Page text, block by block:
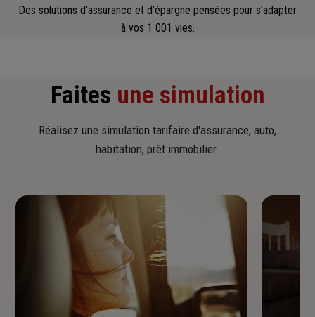
Des solutions d’assurance et d’épargne pensées pour s’adapter
à vos 1 001 vies.
Faites une simulation
Réalisez une simulation tarifaire d'assurance, auto,
habitation, prêt immobilier.